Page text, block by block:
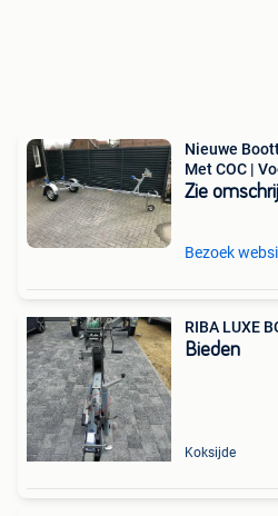
Nieuwe
Met COC |
Zie
Bezoek
RIBA LUXE
Bieden
Koksijde